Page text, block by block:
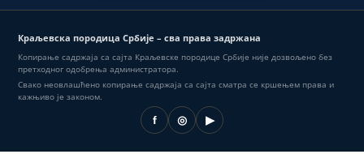
Краљевска породица Србије – сва права задржана
Копирање садржаја са сајта Краљевске породице Србије није дозвољено без
претходног одобрења администратора.
Свако неовлашћено копирање садржаја са сајта сматра се кршењем права и
кажњиво је законом.
f ◎ ▶